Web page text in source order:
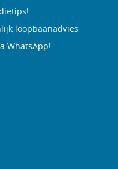
loopbaanadvies
WhatsApp!